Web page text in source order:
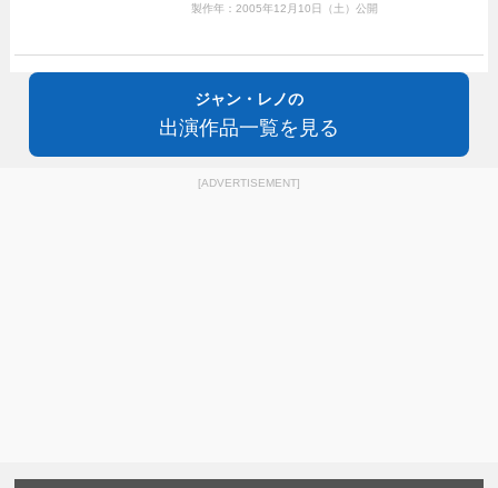
製作年：2005年12月10日（土）公開
ジャン・レノの
出演作品一覧を見る
[ADVERTISEMENT]